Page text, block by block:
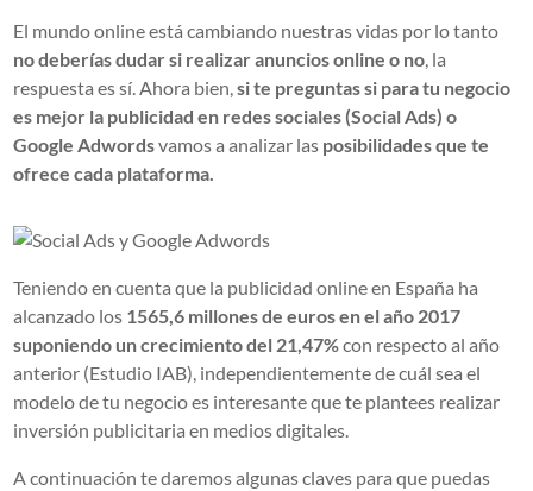
El mundo online está cambiando nuestras vidas por lo tanto
no deberías dudar si realizar anuncios online o no, la
respuesta es sí. Ahora bien,si te preguntas si para tu negocio
es mejor la publicidad en redes sociales (Social Ads) o
Google Adwordsvamos a analizar las posibilidades que te
ofrece cada plataforma.
Teniendo en cuenta que la publicidad online en España ha
alcanzado los 1565,6 millones de euros en el año 2017
suponiendo un crecimiento del 21,47%con respecto al año
anterior (Estudio IAB), independientemente de cuál sea el
modelo de tu negocio es interesante que te plantees realizar
inversión publicitaria en medios digitales.
A continuación te daremos algunas claves para que puedas